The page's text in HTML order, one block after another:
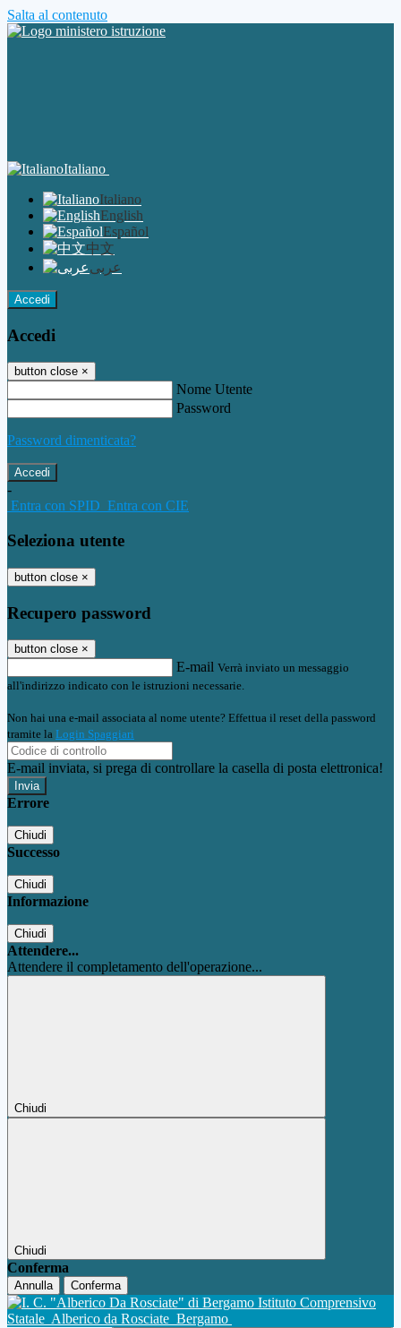
Salta al contenuto
Italiano
Italiano
English
Español
中文
عربى
Accedi
Accedi
button close ×
Nome Utente
Password
Password dimenticata?
-
Entra con SPID Entra con CIE
Seleziona utente
button close ×
Recupero password
button close ×
E-mail Verrà inviato un messaggio
all'indirizzo indicato con le istruzioni necessarie.
Non hai una e-mail associata al nome utente? Effettua il reset della password
tramite la Login Spaggiari
E-mail inviata, si prega di controllare la casella di posta elettronica!
Errore
Chiudi
Successo
Chiudi
Informazione
Chiudi
Attendere...
Attendere il completamento dell'operazione...
Chiudi
Chiudi
Conferma
Annulla Conferma
Istituto Comprensivo
Statale Alberico da Rosciate Bergamo